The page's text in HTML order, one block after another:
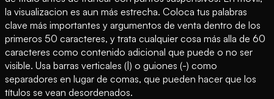
la visualizacion es aun más estrecha. Coloca tus palabras
clave más importantes y argumentos de venta dentro de los
primeros 50 caracteres, y trata cualquier cosa más alla de 60
caracteres como contenido adicional que puede o no ser
visible. Usa barras verticales (|) o guiones (-) como
separadores en lugar de comas, que pueden hacer que los
títulos se vean desordenados.